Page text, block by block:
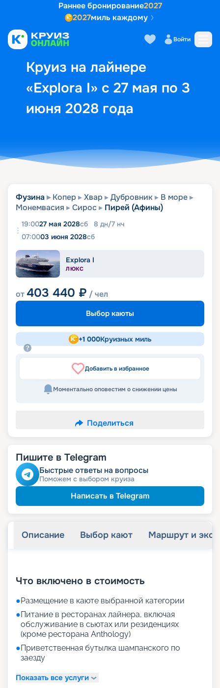
Раннее бронирование2027
2027миль каждому
Войти
Круиз на лайнере
«Explora I» с 27 мая по 3
июня 2028 года
Выбор кают Маршрут и
Фузина Копер Хвар Дубровник
В море
Монемвасия
Сирос Пирей (Афины)
19:0027 мая 2028сб 8 дн/7 нч
07:0003 июня 2028сб
Explora I
ЛЮКС
от403 440 ₽ / чел
Выбор каюты
+1 000Круизных миль
Добавить в избранное
Моментально оповестим о снижении цены
Поделиться
Пишите в Telegram
Быстрые ответы на вопросы
Поможем с выбором круиза
Написать в Telegram
Описание Выбор кают Маршрут и
Что включено в стоимость
●Размещение в каюте выбранной категории
●Питание в ресторанах лайнера, включая
обслуживание в сьютах или резиденциях
(кроме ресторана Anthology)
●Приветственная бутылка шампанского по
заезду
Показать все услуги